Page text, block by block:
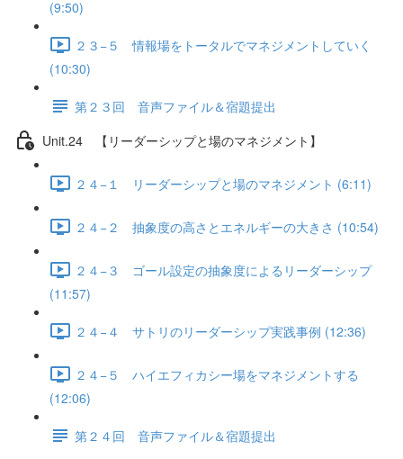
(9:50)
２３−５ 情報場をトータルでマネジメントしていく
(10:30)
第２３回 音声ファイル＆宿題提出
Unit.24 【リーダーシップと場のマネジメント】
２４−１ リーダーシップと場のマネジメント (6:11)
２４−２ 抽象度の高さとエネルギーの大きさ (10:54)
２４−３ ゴール設定の抽象度によるリーダーシップ
(11:57)
２４−４ サトリのリーダーシップ実践事例 (12:36)
２４−５ ハイエフィカシー場をマネジメントする
(12:06)
第２４回 音声ファイル＆宿題提出